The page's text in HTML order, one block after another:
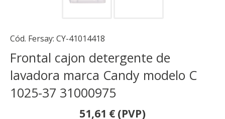
Cód. Fersay: CY-41014418
Frontal cajon detergente de
lavadora marca Candy modelo C
1025-37 31000975
51,61 € (PVP)